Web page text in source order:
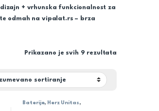
+ vrhunska funkcionalnost za
odmah na vipalat.rs – brza
Prikazano je svih 9 rezultata
Baterije, Herz Unitas,